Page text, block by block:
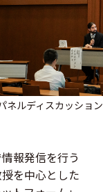
ネルディスカッショ
報発信を行う
を中心とした